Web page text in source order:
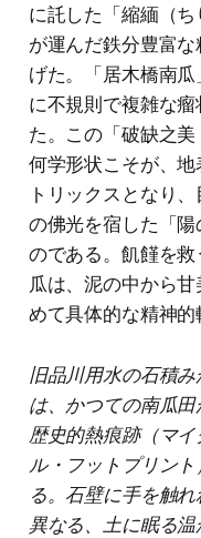
に託した「縮緬（
が運んだ鉄分豊富
げた。「居木橋南
に不規則で複雑な
た。この「破缺之
何学形状こそが、
トリックスとなり
の佛光を宿した「
のである。飢饉を
瓜は、泥の中から
めて具体的な精神的
旧品川用水の石積
は、かつての南瓜田
歴史的熱痕跡（マ
ル・フットプリン
る。石壁に手を触
異なる、土に眠る